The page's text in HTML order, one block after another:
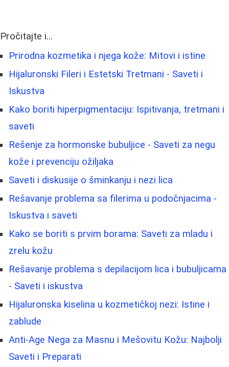
Pročitajte i...
Prirodna kozmetika i njega kože: Mitovi i istine
Hijaluronski Fileri i Estetski Tretmani - Saveti i
Iskustva
Kako boriti hiperpigmentaciju: Ispitivanja, tretmani i
saveti
Rešenje za hormonske bubuljice - Saveti za negu
kože i prevenciju ožiljaka
Saveti i diskusije o šminkanju i nezi lica
Rešavanje problema sa filerima u podočnjacima -
Iskustva i saveti
Kako se boriti s prvim borama: Saveti za mladu i
zrelu kožu
Rešavanje problema s depilacijom lica i bubuljicama
- Saveti i iskustva
Hijaluronska kiselina u kozmetičkoj nezi: Istine i
zablude
Anti-Age Nega za Masnu i Mešovitu Kožu: Najbolji
Saveti i Preparati